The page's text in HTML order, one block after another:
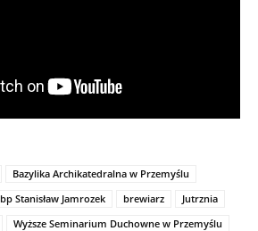
Bazylika Archikatedralna w Przemyślu
bp Stanisław Jamrozek brewiarz
Jutrznia
Wyższe Seminarium Duchowne w Przemyślu